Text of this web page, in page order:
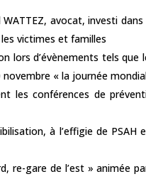
avocat, investi
victimes et familles
lors d’évènements tels
« la journée
les conférences de
à l’effigie de
re-gare de l’est » animée